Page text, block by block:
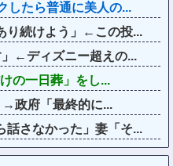
したら普通に美人の...
り続けよう」←この投...
←ディズニー超えの...
の一日葬」をし...
→政府「最終的に...
話さなかった」妻「そ...